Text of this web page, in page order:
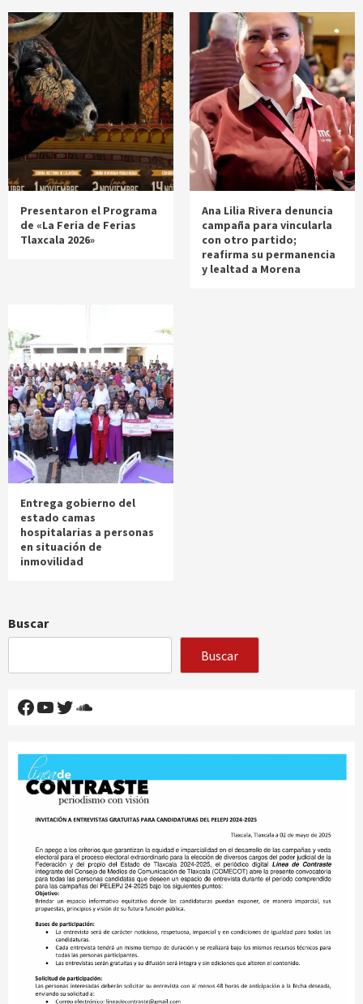
Presentaron el Programa
de «La Feria de Ferias
Tlaxcala 2026»
Ana Lilia Rivera denuncia
campaña para vincularla
con otro partido;
reafirma su permanencia
y lealtad a Morena
Entrega gobierno del
estado camas
hospitalarias a personas
en situación de
inmovilidad
Buscar
Buscar
Facebook
YouTube
Twitter
SoundCloud